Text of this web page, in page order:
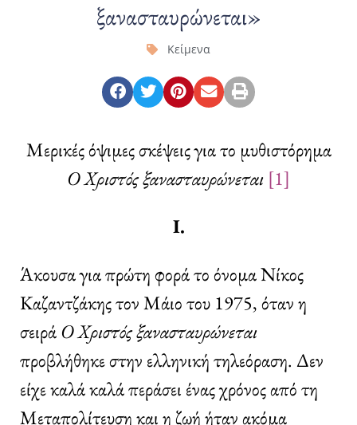
ξανασταυρώνεται»
Κείμενα
Μερικές όψιμες σκέψεις για το μυθιστόρημα
Ο Χριστός ξανασταυρώνεται [1]
Ι.
Άκουσα για πρώτη φορά το όνομα Νίκος
Καζαντζάκης τον Μάιο του 1975, όταν η
σειρά Ο Χριστός ξανασταυρώνεται
προβλήθηκε στην ελληνική τηλεόραση. Δεν
είχε καλά καλά περάσει ένας χρόνος από τη
Μεταπολίτευση και η ζωή ήταν ακόμα